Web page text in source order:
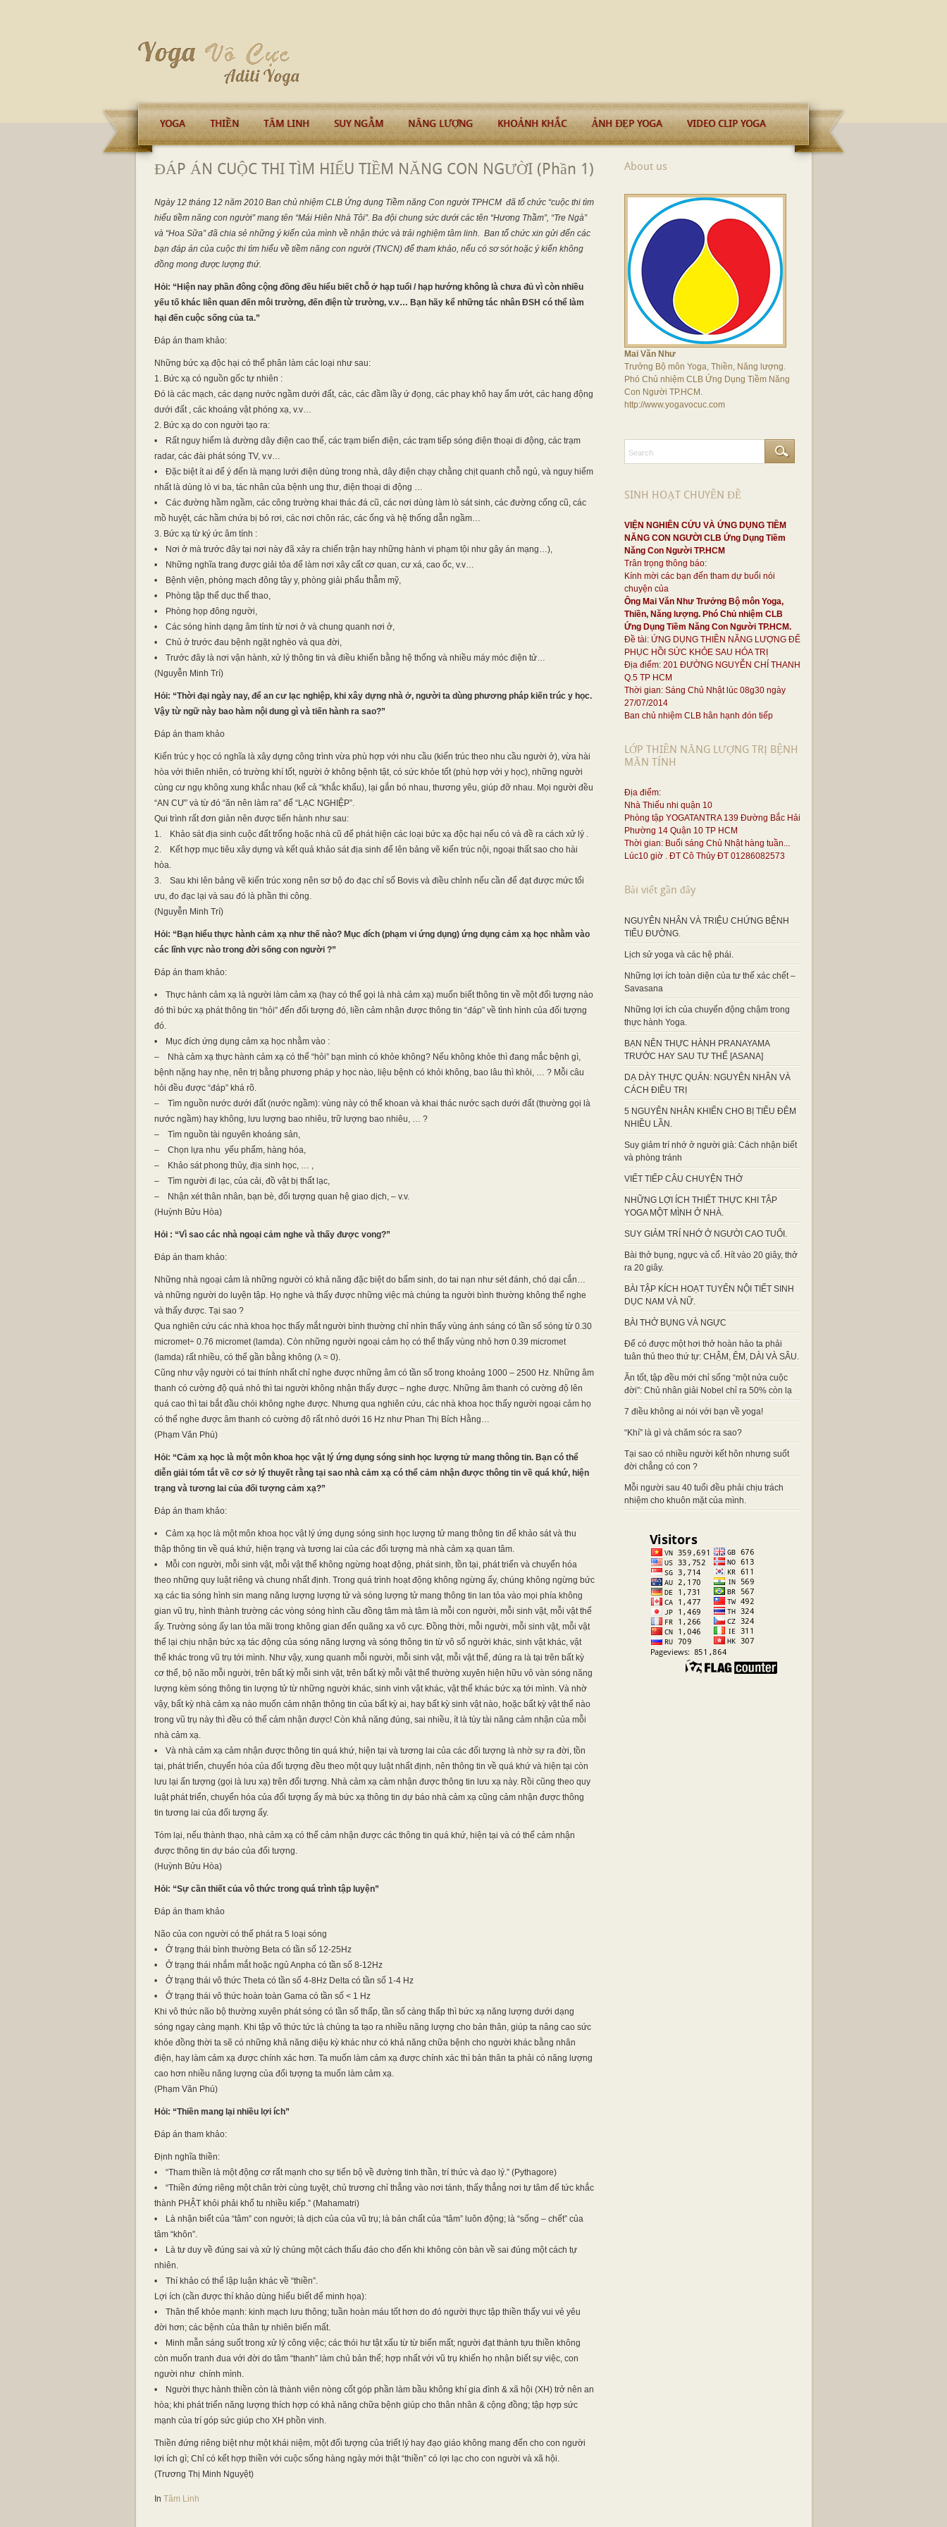
YOGA THIỀN TÂM LINH SUY NGẪM NĂNG LƯỢNG KHOẢNH KHẮC ẢNH ĐẸP YOGA VIDEO CLIP YOGA
ĐÁP ÁN CUỘC THI TÌM HIỂU TIỀM NĂNG CON NGƯỜI (Phần 1)
Ngày 12 tháng 12 năm 2010 Ban chủ nhiệm CLB Ứng dụng Tiềm năng Con người TPHCM đã tổ chức “cuộc thi tìm
hiểu tiềm năng con người” mang tên “Mái Hiên Nhà Tôi”. Ba đội chung sức dưới các tên “Hương Thầm”, “Tre Ngà”
và “Hoa Sữa” đã chia sẻ những ý kiến của mình về nhận thức và trải nghiệm tâm linh. Ban tổ chức xin gửi đến các
bạn đáp án của cuộc thi tìm hiểu về tiềm năng con người (TNCN) để tham khảo, nếu có sơ sót hoặc ý kiến không
đồng mong được lượng thứ.
Hỏi: “Hiện nay phần đông cộng đồng đều hiểu biết chỗ ở hạp tuổi / hạp hướng không là chưa đủ vì còn nhiều
yếu tố khác liên quan đến môi trường, đến điện từ trường, v.v… Bạn hãy kể những tác nhân ĐSH có thể làm
hại đến cuộc sống của ta.”
Đáp án tham khảo:
Những bức xạ độc hại có thể phân làm các loại như sau:
1. Bức xạ có nguồn gốc tự nhiên :
Đó là các mạch, các dạng nước ngầm dưới đất, các, các đầm lầy ứ đọng, các phay khô hay ẩm ướt, các hang động
dưới đất , các khoáng vật phóng xạ, v.v…
2. Bức xạ do con người tạo ra:
• Rất nguy hiểm là đường dây điện cao thế, các trạm biến điện, các trạm tiếp sóng điện thoại di động, các trạm
radar, các đài phát sóng TV, v.v…
• Đặc biệt ít ai để ý đến là mạng lưới điện dùng trong nhà, dây điện chạy chằng chịt quanh chỗ ngủ, và nguy hiểm
nhất là dùng lò vi ba, tác nhân của bệnh ung thư, điện thoại di động …
• Các đường hầm ngầm, các công trường khai thác đá cũ, các nơi dùng làm lò sát sinh, các đường cống cũ, các
mồ huyệt, các hầm chứa bị bỏ rơi, các nơi chôn rác, các ống và hệ thống dẫn ngầm…
3. Bức xạ từ ký ức âm tính :
• Nơi ở mà trước đây tại nơi này đã xảy ra chiến trận hay những hành vi phạm tội như gây án mạng…),
• Những nghĩa trang được giải tỏa để làm nơi xây cất cơ quan, cư xá, cao ốc, v.v…
• Bệnh viện, phòng mạch đông tây y, phòng giải phẩu thẫm mỹ,
• Phòng tập thể dục thể thao,
• Phòng họp đông người,
• Các sóng hình dạng âm tính từ nơi ở và chung quanh nơi ở,
• Chủ ở trước đau bệnh ngặt nghèo và qua đời,
• Trước đây là nơi vận hành, xử lý thông tin và điều khiển bằng hệ thống và nhiều máy móc điện tử…
(Nguyễn Minh Trí)
Hỏi: “Thời đại ngày nay, để an cư lạc nghiệp, khi xây dựng nhà ở, người ta dùng phương pháp kiến trúc y học.
Vậy từ ngữ này bao hàm nội dung gì và tiến hành ra sao?”
Đáp án tham khảo
Kiến trúc y học có nghĩa là xây dựng công trình vừa phù hợp với nhu cầu (kiến trúc theo nhu cầu người ở), vừa hài
hòa với thiên nhiên, có trường khí tốt, người ở không bệnh tật, có sức khỏe tốt (phù hợp với y học), những người
cùng cư ngụ không xung khắc nhau (kể cả “khắc khẩu), lại gắn bó nhau, thương yêu, giúp đỡ nhau. Mọi người đều
“AN CƯ” và từ đó “ăn nên làm ra” để “LẠC NGHIỆP”.
Qui trình rất đơn giản nên được tiến hành như sau:
1. Khảo sát địa sinh cuộc đất trống hoặc nhà cũ để phát hiện các loại bức xạ độc hại nếu có và đề ra cách xử lý .
2. Kết hợp mục tiêu xây dựng và kết quả khảo sát địa sinh để lên bảng vẽ kiến trúc nội, ngoại thất sao cho hài
hòa.
3. Sau khi lên bảng vẽ kiến trúc xong nên sơ bộ đo đạc chỉ số Bovis và điều chỉnh nếu cần để đạt được mức tối
ưu, đo đạc lại và sau đó là phần thi công.
(Nguyễn Minh Trí)
Hỏi: “Bạn hiểu thực hành cảm xạ như thế nào? Mục đích (phạm vi ứng dụng) ứng dụng cảm xạ học nhằm vào
các lĩnh vực nào trong đời sống con người ?”
Đáp án tham khảo:
• Thực hành cảm xạ là người làm cảm xạ (hay có thể gọi là nhà cảm xạ) muốn biết thông tin về một đối tượng nào
đó thì bức xạ phát thông tin “hỏi” đến đối tượng đó, liền cảm nhận được thông tin “đáp” về tình hình của đối tượng
đó.
• Mục đích ứng dụng cảm xạ học nhằm vào :
– Nhà cảm xạ thực hành cảm xạ có thể “hỏi” bạn mình có khỏe không? Nếu không khỏe thì đang mắc bệnh gì,
bệnh nặng hay nhẹ, nên trị bằng phương pháp y học nào, liệu bệnh có khỏi không, bao lâu thì khỏi, … ? Mỗi câu
hỏi đều được “đáp” khá rõ.
– Tìm nguồn nước dưới đất (nước ngầm): vùng này có thể khoan và khai thác nước sạch dưới đất (thường gọi là
nước ngầm) hay không, lưu lượng bao nhiêu, trữ lượng bao nhiêu, … ?
– Tìm nguồn tài nguyên khoáng sản,
– Chọn lựa nhu yếu phẩm, hàng hóa,
– Khảo sát phong thủy, địa sinh học, … ,
– Tìm người đi lạc, của cải, đồ vật bị thất lạc,
– Nhận xét thân nhân, bạn bè, đối tượng quan hệ giao dịch, – v.v.
(Huỳnh Bửu Hòa)
Hỏi : “Vì sao các nhà ngoại cảm nghe và thấy được vong?”
Đáp án tham khảo:
Những nhà ngoại cảm là những người có khả năng đặc biệt do bẩm sinh, do tai nạn như sét đánh, chó dại cắn…
và những người do luyện tập. Họ nghe và thấy được những việc mà chúng ta người bình thường không thể nghe
và thấy được. Tại sao ?
Qua nghiên cứu các nhà khoa học thấy mắt người bình thường chỉ nhìn thấy vùng ánh sáng có tần số sóng từ 0.30
micromet÷ 0.76 micromet (lamda). Còn những người ngoại cảm họ có thể thấy vùng nhỏ hơn 0.39 micromet
(lamda) rất nhiều, có thể gần bằng không (λ ≈ 0).
Cũng như vậy người có tai thính nhất chỉ nghe được những âm có tần số trong khoảng 1000 – 2500 Hz. Những âm
thanh có cường độ quá nhỏ thì tai người không nhận thấy được – nghe được. Những âm thanh có cường độ lên
quá cao thì tai bắt đầu chói không nghe được. Nhưng qua nghiên cứu, các nhà khoa học thấy người ngoại cảm họ
có thể nghe được âm thanh có cường độ rất nhỏ dưới 16 Hz như Phan Thị Bích Hằng…
(Phạm Văn Phú)
Hỏi: “Cảm xạ học là một môn khoa học vật lý ứng dụng sóng sinh học lượng tử mang thông tin. Bạn có thể
diễn giải tóm tắt về cơ sở lý thuyết rằng tại sao nhà cảm xạ có thể cảm nhận được thông tin về quá khứ, hiện
trạng và tương lai của đối tượng cảm xạ?”
Đáp án tham khảo:
• Cảm xạ học là một môn khoa học vật lý ứng dụng sóng sinh học lượng tử mang thông tin để khảo sát và thu
thập thông tin về quá khứ, hiện trạng và tương lai của các đối tượng mà nhà cảm xạ quan tâm.
• Mỗi con người, mỗi sinh vật, mỗi vật thể không ngừng hoạt động, phát sinh, tồn tại, phát triển và chuyển hóa
theo những quy luật riêng và chung nhất định. Trong quá trình hoạt động không ngừng ấy, chúng không ngừng bức
xạ các tia sóng hình sin mang năng lượng lượng tử và sóng lượng tử mang thông tin lan tỏa vào mọi phía không
gian vũ trụ, hình thành trường các vòng sóng hình cầu đồng tâm mà tâm là mỗi con người, mỗi sinh vật, mỗi vật thể
ấy. Trường sóng ấy lan tỏa mãi trong không gian đến quãng xa vô cực. Đồng thời, mỗi người, mỗi sinh vật, mỗi vật
thể lại chịu nhận bức xạ tác động của sóng năng lượng và sóng thông tin từ vô số người khác, sinh vật khác, vật
thể khác trong vũ trụ tới mình. Như vậy, xung quanh mỗi người, mỗi sinh vật, mỗi vật thể, đúng ra là tại trên bất kỳ
cơ thể, bộ não mỗi người, trên bất kỳ mỗi sinh vật, trên bất kỳ mỗi vật thể thường xuyên hiện hữu vô vàn sóng năng
lượng kèm sóng thông tin lượng tử từ những người khác, sinh vinh vật khác, vật thể khác bức xạ tới mình. Và nhờ
vậy, bất kỳ nhà cảm xạ nào muốn cảm nhận thông tin của bất kỳ ai, hay bất kỳ sinh vật nào, hoặc bất kỳ vật thể nào
trong vũ trụ này thì đều có thể cảm nhận được! Còn khả năng đúng, sai nhiều, ít là tùy tài năng cảm nhận của mỗi
nhà cảm xạ.
• Và nhà cảm xạ cảm nhận được thông tin quá khứ, hiện tại và tương lai của các đối tượng là nhờ sự ra đời, tồn
tại, phát triển, chuyển hóa của đối tượng đều theo một quy luật nhất định, nên thông tin về quá khứ và hiện tại còn
lưu lại ấn tượng (gọi là lưu xạ) trên đối tượng. Nhà cảm xạ cảm nhận được thông tin lưu xạ này. Rồi cũng theo quy
luật phát triển, chuyển hóa của đối tượng ấy mà bức xạ thông tin dự báo nhà cảm xạ cũng cảm nhận được thông
tin tương lai của đối tượng ấy.
Tóm lại, nếu thành thạo, nhà cảm xạ có thể cảm nhận được các thông tin quá khứ, hiện tại và có thể cảm nhận
được thông tin dự báo của đối tượng.
(Huỳnh Bửu Hòa)
Hỏi: “Sự cần thiết của vô thức trong quá trình tập luyện”
Đáp án tham khảo
Não của con người có thể phát ra 5 loại sóng
• Ở trạng thái bình thường Beta có tần số 12-25Hz
• Ở trạng thái nhắm mắt hoặc ngủ Anpha có tần số 8-12Hz
• Ở trạng thái vô thức Theta có tần số 4-8Hz Delta có tần số 1-4 Hz
• Ở trạng thái vô thức hoàn toàn Gama có tần số < 1 Hz
Khi vô thức não bộ thường xuyên phát sóng có tần số thấp, tần số càng thấp thì bức xạ năng lượng dưới dạng
sóng ngay càng mạnh. Khi tập vô thức tức là chúng ta tạo ra nhiều năng lượng cho bản thân, giúp ta nâng cao sức
khỏe đồng thời ta sẽ có những khả năng diệu kỳ khác như có khả năng chữa bệnh cho người khác bằng nhân
điện, hay làm cảm xạ được chính xác hơn. Ta muốn làm cảm xạ được chính xác thì bản thân ta phải có năng lượng
cao hơn nhiều năng lượng của đối tượng ta muốn làm cảm xạ.
(Phạm Văn Phú)
Hỏi: “Thiền mang lại nhiều lợi ích”
Đáp án tham khảo:
Định nghĩa thiền:
• “Tham thiền là một động cơ rất mạnh cho sự tiến bộ về đường tinh thần, trí thức và đạo lý.” (Pythagore)
• “Thiền đứng riêng một chân trời cùng tuyệt, chủ trương chỉ thẳng vào nơi tánh, thấy thẳng nơi tự tâm để tức khắc
thành PHẬT khỏi phải khổ tu nhiều kiếp.” (Mahamatri)
• Là nhận biết của “tâm” con người; là dịch của của vũ trụ; là bản chất của “tâm” luôn động; là “sống – chết” của
tâm “khôn”.
• Là tư duy về đúng sai và xử lý chúng một cách thấu đáo cho đến khi không còn bàn về sai đúng một cách tự
nhiên.
• Thí khảo có thể lập luận khác về “thiền”.
Lợi ích (cần được thí khảo dùng hiểu biết để minh họa):
• Thân thể khỏe mạnh: kinh mạch lưu thông; tuần hoàn máu tốt hơn do đó người thực tập thiền thấy vui vẻ yêu
đời hơn; các bệnh của thân tự nhiên biến mất.
• Minh mẫn sáng suốt trong xử lý công việc; các thói hư tật xấu từ từ biến mất; người đạt thành tựu thiền không
còn muốn tranh đua với đời do tâm “thanh” làm chủ bản thể; hợp nhất với vũ trụ khiến họ nhận biết sự việc, con
người như chính mình.
• Người thực hành thiền còn là thành viên nòng cốt góp phần làm bầu không khí gia đình & xã hội (XH) trở nên an
hòa; khi phát triển năng lượng thích hợp có khả năng chữa bệnh giúp cho thân nhân & cộng đồng; tập hợp sức
mạnh của trí góp sức giúp cho XH phồn vinh.
Thiền đứng riêng biệt như một khái niệm, một đối tượng của triết lý hay đạo giáo không mang đến cho con người
lợi ích gì; Chỉ có kết hợp thiền với cuộc sống hàng ngày mới thật “thiền” có lợi lạc cho con người và xã hội.
(Trương Thị Minh Nguyệt)
In Tâm Linh
About us
Mai Văn Như
Trưởng Bộ môn Yoga, Thiền, Năng lượng.
Phó Chủ nhiệm CLB Ứng Dụng Tiềm Năng
Con Người TP.HCM.
http://www.yogavocuc.com
SINH HOẠT CHUYÊN ĐỀ
VIỆN NGHIÊN CỨU VÀ ỨNG DỤNG TIỀM
NĂNG CON NGƯỜI CLB Ứng Dụng Tiềm
Năng Con Người TP.HCM
Trân trọng thông báo:
Kính mời các bạn đến tham dự buổi nói
chuyện của
Ông Mai Văn Như Trưởng Bộ môn Yoga,
Thiền, Năng lượng. Phó Chủ nhiệm CLB
Ứng Dụng Tiềm Năng Con Người TP.HCM.
Đề tài: ỨNG DỤNG THIỀN NĂNG LƯỢNG ĐỂ
PHỤC HỒI SỨC KHỎE SAU HÓA TRỊ
Địa điểm: 201 ĐƯỜNG NGUYỄN CHÍ THANH
Q.5 TP HCM
Thời gian: Sáng Chủ Nhật lúc 08g30 ngày
27/07/2014
Ban chủ nhiệm CLB hân hạnh đón tiếp
LỚP THIỀN NĂNG LƯỢNG TRỊ BỆNH
MÃN TÍNH
Địa điểm:
Nhà Thiếu nhi quận 10
Phòng tập YOGATANTRA 139 Đường Bắc Hải
Phường 14 Quận 10 TP HCM
Thời gian: Buổi sáng Chủ Nhật hàng tuần...
Lúc10 giờ . ĐT Cô Thủy ĐT 01286082573
Bài viết gần đây
NGUYÊN NHÂN VÀ TRIỆU CHỨNG BỆNH
TIỂU ĐƯỜNG.
Lịch sử yoga và các hệ phái.
Những lợi ích toàn diện của tư thế xác chết –
Savasana
Những lợi ích của chuyển động chậm trong
thực hành Yoga.
BẠN NÊN THỰC HÀNH PRANAYAMA
TRƯỚC HAY SAU TƯ THẾ [ASANA]
DẠ DÀY THỰC QUẢN: NGUYÊN NHÂN VÀ
CÁCH ĐIỀU TRỊ
5 NGUYÊN NHÂN KHIẾN CHO BỊ TIỂU ĐÊM
NHIỀU LẦN.
Suy giảm trí nhớ ở người già: Cách nhận biết
và phòng tránh
VIẾT TIẾP CÂU CHUYỆN THỞ
NHỮNG LỢI ÍCH THIẾT THỰC KHI TẬP
YOGA MỘT MÌNH Ở NHÀ.
SUY GIẢM TRÍ NHỚ Ở NGƯỜI CAO TUỔI.
Bài thở bụng, ngực và cổ. Hít vào 20 giây, thở
ra 20 giây.
BÀI TẬP KÍCH HOẠT TUYẾN NỘI TIẾT SINH
DỤC NAM VÀ NỮ.
BÀI THỞ BỤNG VÀ NGỰC
Để có được một hơi thở hoàn hảo ta phải
tuân thủ theo thứ tự: CHẬM, ÊM, DÀI VÀ SÂU.
Ăn tốt, tập đều mới chỉ sống “một nửa cuộc
đời”: Chủ nhân giải Nobel chỉ ra 50% còn lạ
7 điều không ai nói với bạn về yoga!
“Khí” là gì và chăm sóc ra sao?
Tại sao có nhiều người kết hôn nhưng suốt
đời chẳng có con ?
Mỗi người sau 40 tuổi đều phải chịu trách
nhiệm cho khuôn mặt của mình.